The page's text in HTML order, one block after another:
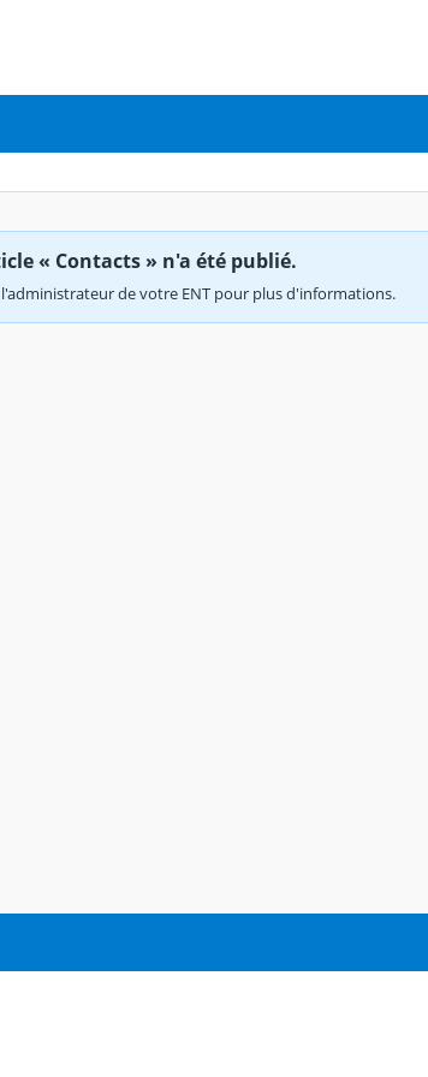
« Contacts » n'a été publié.
de votre ENT pour plus d'informations.